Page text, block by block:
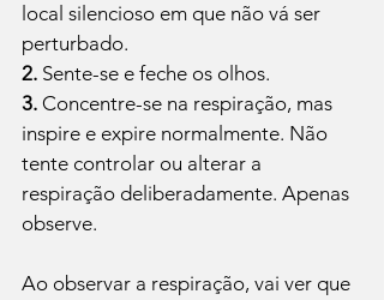
local silencioso em que não vá ser
2.
3. Concentre-se na respiração, mas
inspire e expire normalmente. Não
tente controlar ou alterar a
respiração deliberadamente. Apenas
observe.
Ao observar a respiração, vai ver que